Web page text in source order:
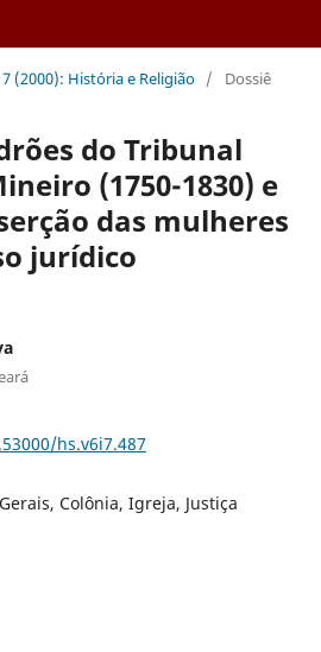
7 (2000): História e Religião / Dossiê
do Tribunal
(1750-1830) e
das mulheres
jurídico
hs.v6i7.487
Colônia, Igreja, Justiça